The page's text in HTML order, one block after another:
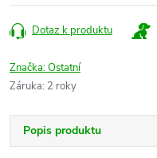
cena:
Dotaz k produktu
Značka:Ostatní
Záruka: 2 roky
Popis produktu